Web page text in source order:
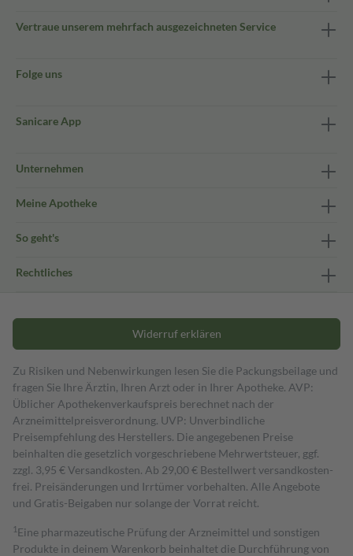
Vertraue unserem mehrfach ausgezeichneten Service
Folge uns
Sanicare App
Unternehmen
Meine Apotheke
So geht's
Rechtliches
Widerruf erklären
Zu Risiken und Nebenwirkungen lesen Sie die Packungsbeilage und
fragen Sie Ihre Ärztin, Ihren Arzt oder in Ihrer Apotheke. AVP:
Üblicher Apothekenverkaufspreis berechnet nach der
Arzneimittelpreisverordnung. UVP: Unverbindliche
Preisempfehlung des Herstellers. Die angegebenen Preise
beinhalten die gesetzlich vorgeschriebene Mehrwertsteuer, ggf.
zzgl. 3,95 € Versandkosten. Ab 29,00 € Bestell­wert versand­kosten­
frei. Preisänderungen und Irrtümer vorbehalten. Alle Angebote
und Gratis-Beigaben nur solange der Vorrat reicht.
1 Eine pharmazeutische Prüfung der Arzneimittel und sonstigen
Produkte in deinem Warenkorb beinhaltet die Durchführung von